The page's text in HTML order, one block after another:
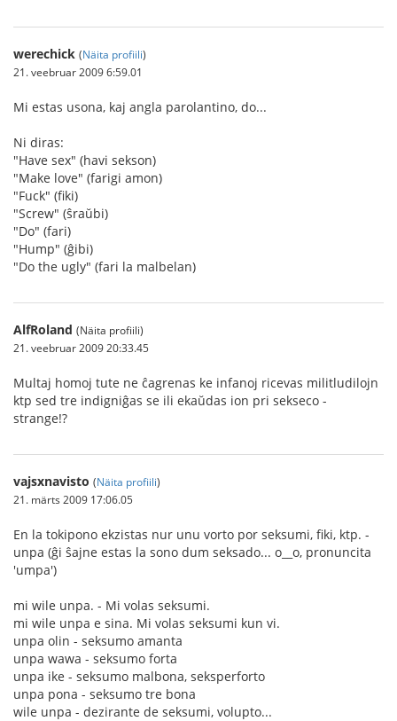
werechick (Näita profiili)
21. veebruar 2009 6:59.01
Mi estas usona, kaj angla parolantino, do...
Ni diras:
"Have sex" (havi sekson)
"Make love" (farigi amon)
"Fuck" (fiki)
"Screw" (ŝraŭbi)
"Do" (fari)
"Hump" (ĝibi)
"Do the ugly" (fari la malbelan)
AlfRoland (Näita profiili)
21. veebruar 2009 20:33.45
Multaj homoj tute ne ĉagrenas ke infanoj ricevas militludilojn
ktp sed tre indigniĝas se ili ekaŭdas ion pri sekseco -
strange!?
vajsxnavisto (Näita profiili)
21. märts 2009 17:06.05
En la tokipono ekzistas nur unu vorto por seksumi, fiki, ktp. -
unpa (ĝi ŝajne estas la sono dum seksado... o__o, pronuncita
'umpa')
mi wile unpa. - Mi volas seksumi.
mi wile unpa e sina. Mi volas seksumi kun vi.
unpa olin - seksumo amanta
unpa wawa - seksumo forta
unpa ike - seksumo malbona, seksperforto
unpa pona - seksumo tre bona
wile unpa - dezirante de seksumi, volupto...